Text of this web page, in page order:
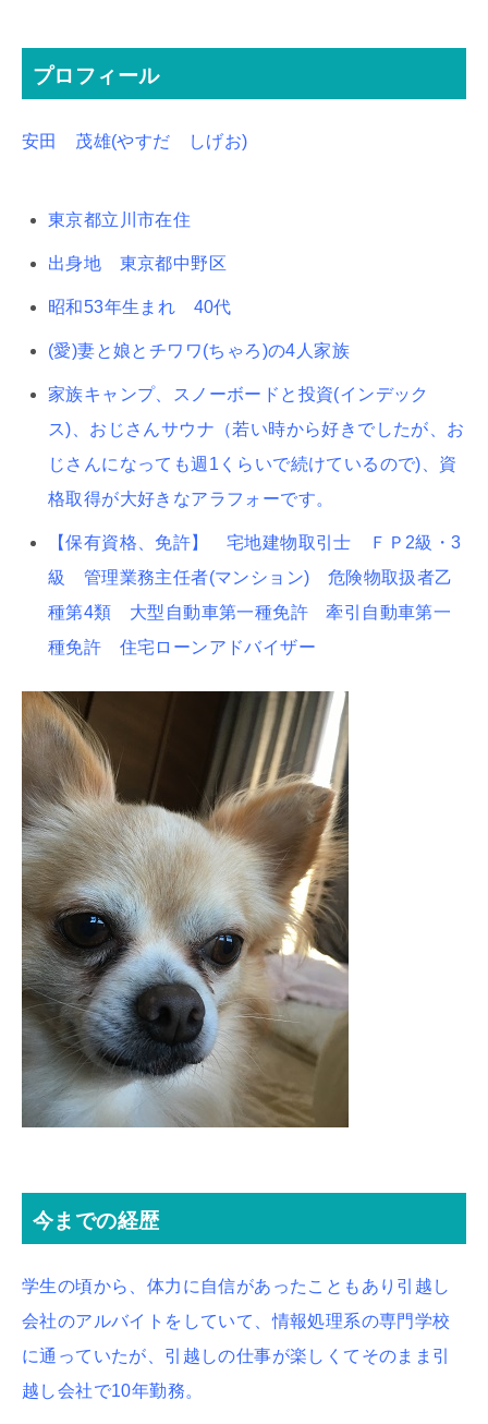
プロフィール
安田 茂雄(やすだ しげお)
東京都立川市在住
出身地 東京都中野区
昭和53年生まれ 40代
(愛)妻と娘とチワワ(ちゃろ)の4人家族
家族キャンプ、スノーボードと投資(インデック
ス)、おじさんサウナ（若い時から好きでしたが、お
じさんになっても週1くらいで続けているので)、資
格取得が大好きなアラフォーです。
【保有資格、免許】 宅地建物取引士 ＦＰ2級・3
級 管理業務主任者(マンション) 危険物取扱者乙
種第4類 大型自動車第一種免許 牽引自動車第一
種免許 住宅ローンアドバイザー
今までの経歴
学生の頃から、体力に自信があったこともあり引越し
会社のアルバイトをしていて、情報処理系の専門学校
に通っていたが、引越しの仕事が楽しくてそのまま引
越し会社で10年勤務。